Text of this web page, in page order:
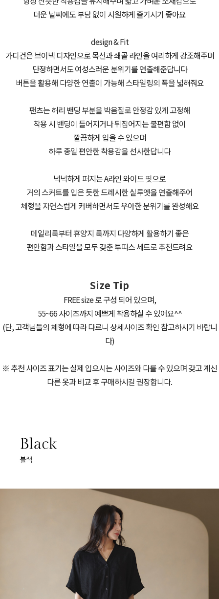
더운 날씨에도 부담 없이 시원하게 즐기시기 좋아요
design & Fit
가디건은 브이넥 디자인으로 목선과 쇄골 라인을 여리하게 강조해주며
단정하면서도 여성스러운 분위기를 연출해준답니다
버튼을 활용해 다양한 연출이 가능해 스타일링의 폭을 넓혀줘요
팬츠는 허리 밴딩 부분을 박음질로 안정감 있게 고정해
착용 시 밴딩이 틀어지거나 뒤집어지는 불편함 없이
깔끔하게 입을 수 있으며
하루 종일 편안한 착용감을 선사한답니다
넉넉하게 퍼지는 A라인 와이드 핏으로
거의 스커트를 입은 듯한 드레시한 실루엣을 연출해주어
체형을 자연스럽게 커버하면서도 우아한 분위기를 완성해요
데일리룩부터 휴양지 룩까지 다양하게 활용하기 좋은
편안함과 스타일을 모두 갖춘 투피스 세트로 추천드려요
Size Tip
FREE size 로 구성 되어 있으며,
55~66 사이즈까지 예쁘게 착용하실 수 있어요^^
(단, 고객님들의 체형에 따라 다르니 상세사이즈 확인 참고하시기 바랍니
다)
※ 추천 사이즈 표기는 실제 입으시는 사이즈와 다를 수 있으며 갖고 계신
다른 옷과 비교 후 구매하시길 권장합니다.